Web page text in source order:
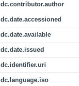
dc.contributor.author
dc.date.accessioned
dc.date.available
dc.date.issued
dc.identifier.uri
dc.language.iso